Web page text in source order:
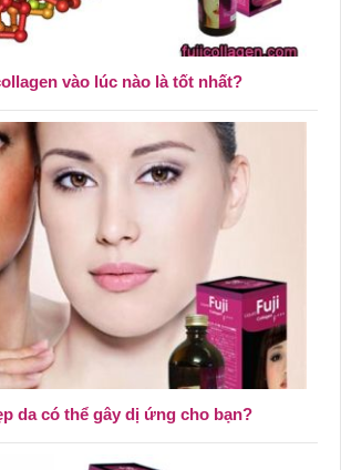
vào lúc nào là tốt nhất?
da có thể gây dị ứng cho bạn?